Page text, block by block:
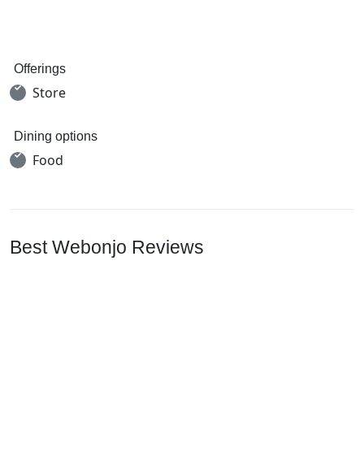
Offerings
Store
Dining options
Food
Best Webonjo Reviews